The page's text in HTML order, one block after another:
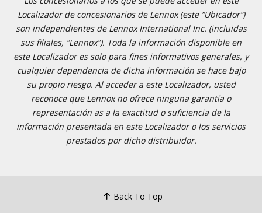
Localizador de concesionarios de Lennox (este “Ubicador”)
son independientes de Lennox International Inc. (incluidas
sus filiales, “Lennox”). Toda la información disponible en
este Localizador es solo para fines informativos generales, y
cualquier dependencia de dicha información se hace bajo
su propio riesgo. Al acceder a este Localizador, usted
reconoce que Lennox no ofrece ninguna garantía o
representación as a la exactitud o suficiencia de la
información presentada en este Localizador o los servicios
prestados por dicho distribuidor.
Back To Top